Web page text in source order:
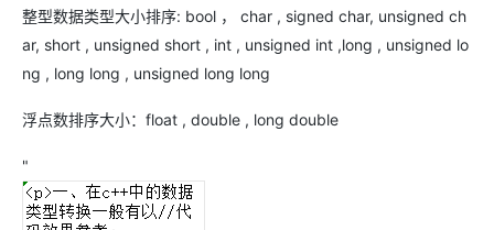
整型数据类型大小排序: bool ， char , signed char, unsigned ch
ar, short , unsigned short , int , unsigned int ,long , unsigned lo
ng , long long , unsigned long long
浮点数排序大小：float , double , long double
"